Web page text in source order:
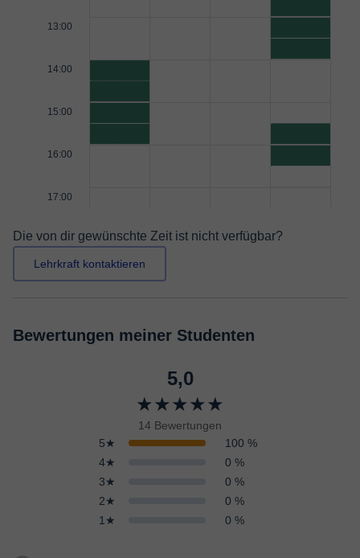
13:00
14:00
15:00
16:00
17:00
Die von dir gewünschte Zeit ist nicht verfügbar?
Lehrkraft kontaktieren
Bewertungen meiner Studenten
5,0
★★★★★
14 Bewertungen
5★
100 %
4★
0 %
3★
0 %
2★
0 %
1★
0 %